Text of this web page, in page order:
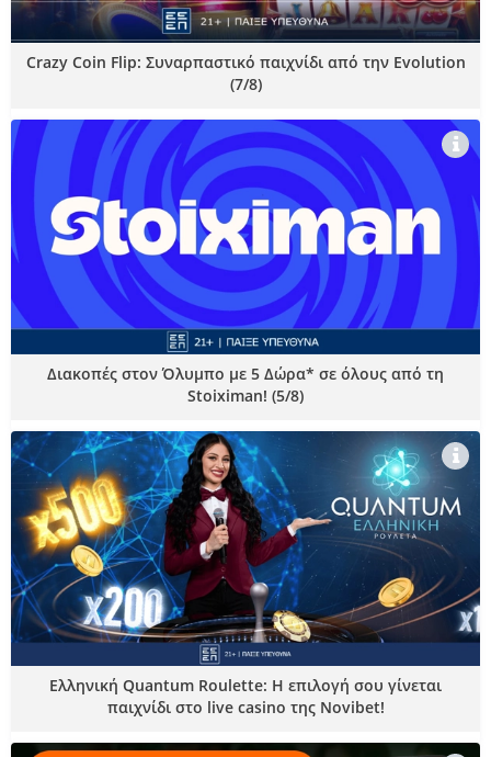
Crazy Coin Flip: Συναρπαστικό παιχνίδι από την Evolution
(7/8)
Διακοπές στον Όλυμπο με 5 Δώρα* σε όλους από τη
Stoiximan! (5/8)
Ελληνική Quantum Roulette: Η επιλογή σου γίνεται
παιχνίδι στο live casino της Novibet!